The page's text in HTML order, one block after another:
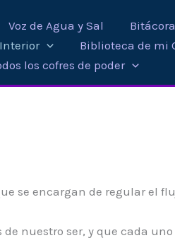
Voz de Agua y Sal
Biblioteca de mi
los cofres de poder
se encargan de regular el
nuestro ser, y que cada